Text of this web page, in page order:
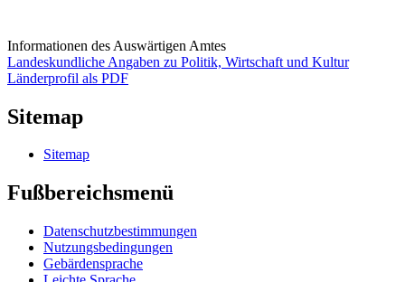
Informationen des Auswärtigen Amtes
Landeskundliche Angaben zu Politik, Wirtschaft und Kultur
Länderprofil als PDF
Sitemap
Sitemap
Fußbereichsmenü
Datenschutzbestimmungen
Nutzungsbedingungen
Gebärdensprache